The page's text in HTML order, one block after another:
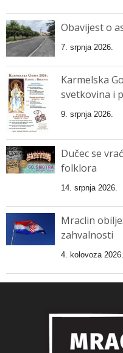
Obavijest o
7. srpnja 2026.
Karmelska
svetkovina i
9. srpnja 2026.
Dučec se
folklora
14. srpnja 2026.
Mraclin
zahvalnosti
4. kolovoza 2026.